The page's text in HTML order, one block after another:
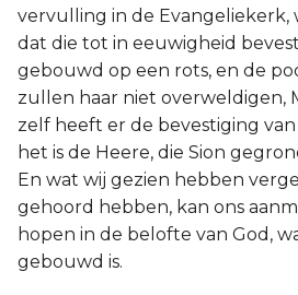
vervulling in de Evangeliekerk,
dat die tot in eeuwigheid
gebouwd op een rots, en de
zullen haar niet overweldigen,
zelf heeft er de bevestiging
het is de Heere, die Sion
En wat wij gezien hebben
gehoord hebben, kan ons
hopen in de belofte van God,
gebouwd is.